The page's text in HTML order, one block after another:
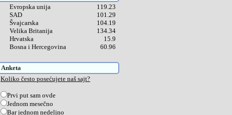
Evropska unija
119.23
SAD
101.29
Švajcarska
104.19
Velika Britanija
134.34
Hrvatska
15.9
Bosna i Hercegovina
60.96
Anketa
Koliko često posećujete naš sajt?
Prvi put sam ovde
Jednom mesečno
Bar jednom nedeljno